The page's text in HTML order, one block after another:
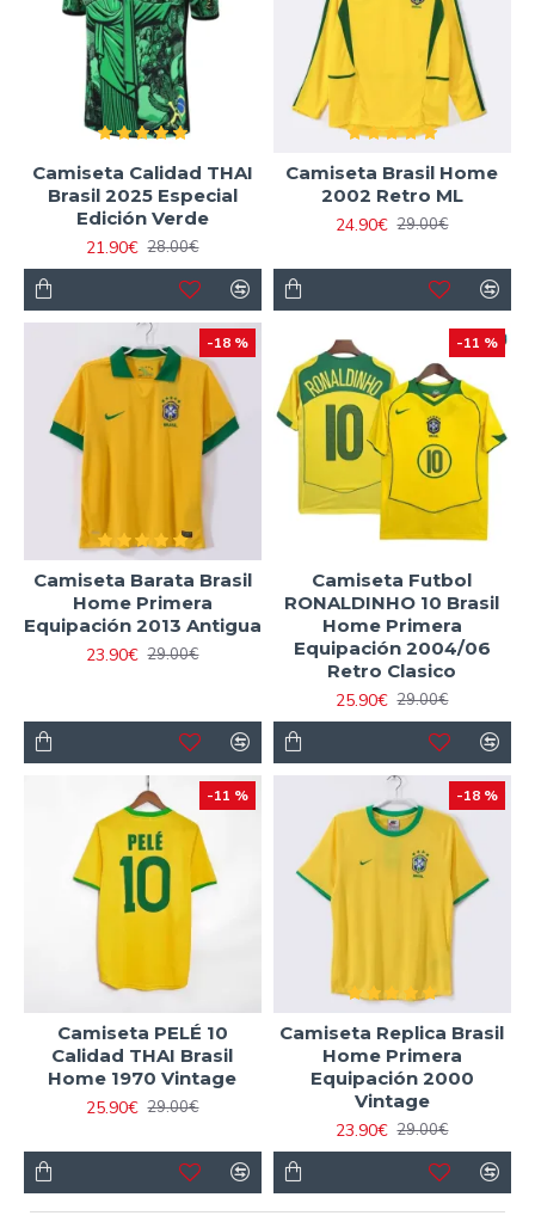
Camiseta Calidad THAI
Brasil 2025 Especial
Edición Verde
21.90€ 28.00€
Camiseta Brasil Home
2002 Retro ML
24.90€ 29.00€
-18 %
Camiseta Barata Brasil
Home Primera
Equipación 2013 Antigua
23.90€ 29.00€
-11 %
Camiseta Futbol
RONALDINHO 10 Brasil
Home Primera
Equipación 2004/06
Retro Clasico
25.90€ 29.00€
-11 %
Camiseta PELÉ 10
Calidad THAI Brasil
Home 1970 Vintage
25.90€ 29.00€
-18 %
Camiseta Replica Brasil
Home Primera
Equipación 2000
Vintage
23.90€ 29.00€